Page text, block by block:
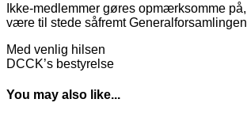
Ikke-medlemmer gøres opmærksomme
være til stede såfremt
Med venlig hilsen
DCCK’s bestyrelse
You may also like...